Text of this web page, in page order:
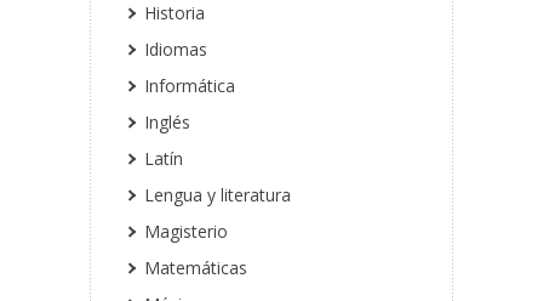
Historia
Idiomas
Informática
Inglés
Latín
Lengua y literatura
Magisterio
Matemáticas